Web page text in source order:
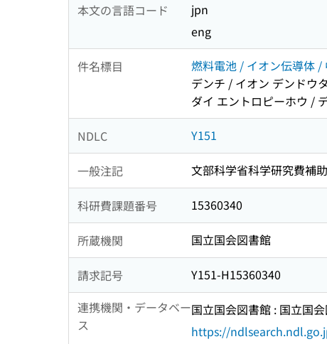
本文の言語コード
jpn
eng
件名標目
燃料電池 / イオン伝導体
デンチ / イオン デンドウ
ダイ エントロピーホウ /
NDLC Y151
一般注記 文部科学省科学研究費補
科研費課題番号 15360340
所蔵機関 国立国会図書館
請求記号
Y151-H15360340
連携機関・データベー
ス
国立国会図書館 : 国立国
https://